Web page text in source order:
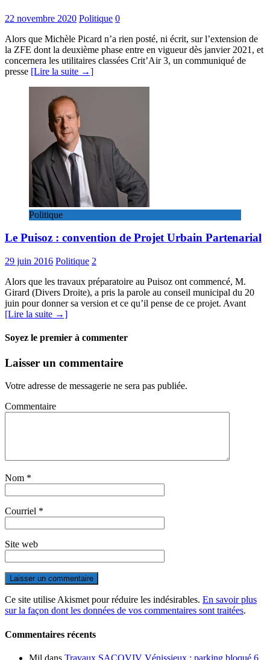
22 novembre 2020 Politique 0
Alors que Michèle Picard n’a rien posté, ni écrit, sur l’extension de
la ZFE dont la deuxième phase entre en vigueur dès janvier 2021, et
concernera les utilitaires classées Crit’Air 3, un communiqué de
presse [Lire la suite →]
Politique
Le Puisoz : convention de Projet Urbain Partenarial
29 juin 2016 Politique 2
Alors que les travaux préparatoire au Puisoz ont commencé, M.
Girard (Divers Droite), a pris la parole au conseil municipal du 20
juin pour donner sa version et ce qu’il pense de ce projet. Avant
[Lire la suite →]
Soyez le premier à commenter
Laisser un commentaire
Votre adresse de messagerie ne sera pas publiée.
Commentaire
Nom *
Courriel *
Site web
Ce site utilise Akismet pour réduire les indésirables. En savoir plus
sur la façon dont les données de vos commentaires sont traitées.
Commentaires récents
Mil dans Travaux SACOVIV Vénissieux : parking bloqué 6